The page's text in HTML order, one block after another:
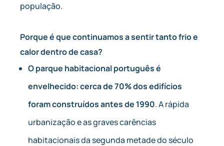
população.
Porque é que continuamos a sentir tanto frio e
calor dentro de casa?
O parque habitacional português é
envelhecido: cerca de 70% dos edifícios
foram construídos antes de 1990. A rápida
urbanização e as graves carências
habitacionais da segunda metade do século